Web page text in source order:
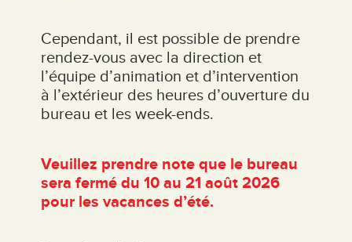
Cependant, il est possible de prendre
rendez-vous avec la direction et
l’équipe d’animation et d’intervention
à l’extérieur des heures d’ouverture du
bureau et les week-ends.
Veuillez prendre note que le bureau
sera fermé du 10 au 21 août 2026
pour les vacances d’été.